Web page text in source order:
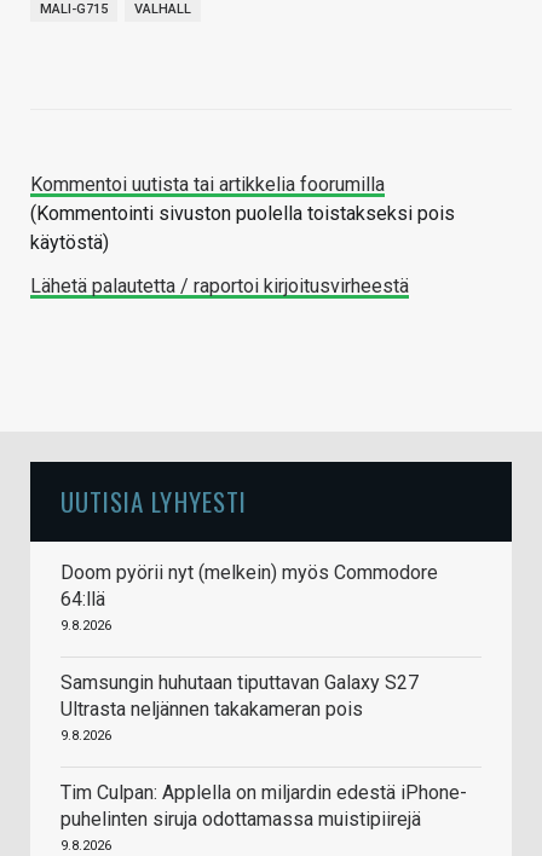
MALI-G715 VALHALL
Kommentoi uutista tai artikkelia foorumilla
(Kommentointi sivuston puolella toistakseksi pois
käytöstä)
Lähetä palautetta / raportoi kirjoitusvirheestä
UUTISIA LYHYESTI
Doom pyörii nyt (melkein) myös Commodore
64:llä
9.8.2026
Samsungin huhutaan tiputtavan Galaxy S27
Ultrasta neljännen takakameran pois
9.8.2026
Tim Culpan: Applella on miljardin edestä iPhone-
puhelinten siruja odottamassa muistipiirejä
9.8.2026